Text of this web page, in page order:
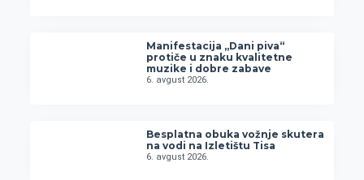
Manifestacija „Dani piva“
protiče u znaku kvalitetne
muzike i dobre zabave
6. avgust 2026.
Besplatna obuka vožnje skutera
na vodi na Izletištu Tisa
6. avgust 2026.